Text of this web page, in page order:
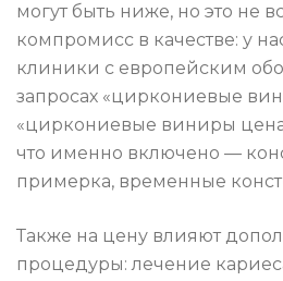
могут быть ниже, но это не
компромисс в качестве: у
клиники с европейским
запросах «циркониевые
«циркониевые виниры цена
что именно включено —
примерка, временные
Также на цену влияют
процедуры: лечение